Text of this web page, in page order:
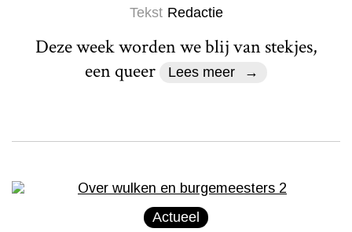
Tekst Redactie
Deze week worden we blij van stekjes,
een queer
Lees meer
Actueel